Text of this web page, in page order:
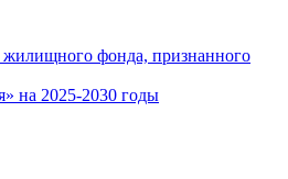
жилищного фонда, признанного
на 2025-2030 годы